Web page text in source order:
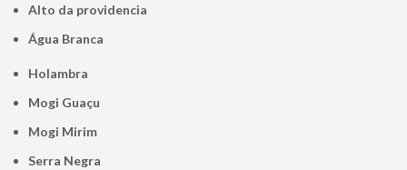
alto da providencia
Água Branca
Holambra
Mogi Guaçu
Mogi Mirim
Serra Negra